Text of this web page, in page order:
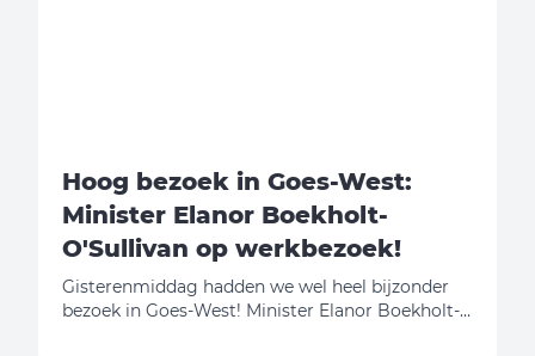
Hoog bezoek in Goes-West:
Minister Elanor Boekholt-
O'Sullivan op werkbezoek!
Gisterenmiddag hadden we wel heel bijzonder
bezoek in Goes-West! Minister Elanor Boekholt-